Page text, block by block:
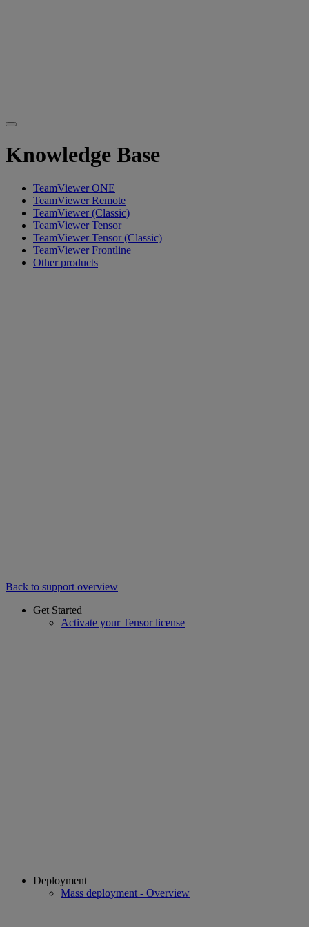
Knowledge Base
TeamViewer ONE
TeamViewer Remote
TeamViewer (Classic)
TeamViewer Tensor
TeamViewer Tensor (Classic)
TeamViewer Frontline
Other products
Back to support overview
Get Started
Activate your Tensor license
Deployment
Mass deployment - Overview